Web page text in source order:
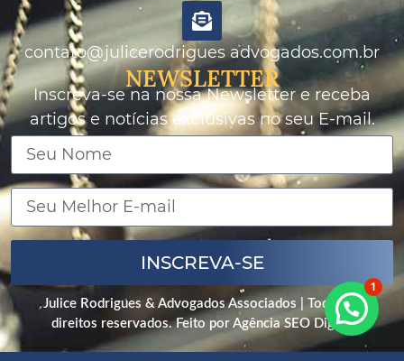
contato@julicerodrigues advogados.com.br
NEWSLETTER
Inscreva-se na nossa Newsletter e receba
artigos e notícias exclusivas no seu E-mail.
INSCREVA-SE
Julice Rodrigues & Advogados Associados | Todos os
direitos reservados. Feito por Agência SEO Digital
1